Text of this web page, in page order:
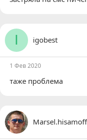
I igobest
1 Фев 2020
таже проблема
Marsel.hisamoff